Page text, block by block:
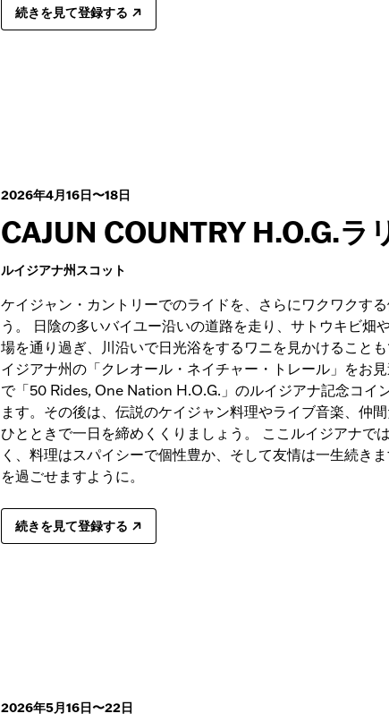
続きを見て登録する
2026年4月16日〜18日
CAJUN COUNTRY H.O.G.ラ
ルイジアナ州スコット
ケイジャン・カントリーでのライドを、さらにワクワクす
う。 日陰の多いバイユー沿いの道路を走り、サトウキビ畑
場を通り過ぎ、川沿いで日光浴をするワニを見かけること
イジアナ州の「クレオール・ネイチャー・トレール」をお
で「50 Rides, One Nation H.O.G.」のルイジアナ記念コイ
ます。その後は、伝説のケイジャン料理やライブ音楽、仲
ひとときで一日を締めくくりましょう。 ここルイジアナで
く、料理はスパイシーで個性豊か、そして友情は一生続き
を過ごせますように。
続きを見て登録する
2026年5月16日〜22日